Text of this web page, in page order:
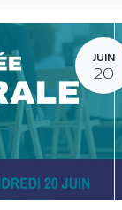
JUIN
20